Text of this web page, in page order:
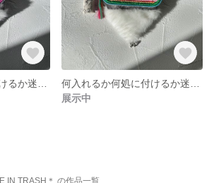
展示中
IN TRASH＊ の作品一覧